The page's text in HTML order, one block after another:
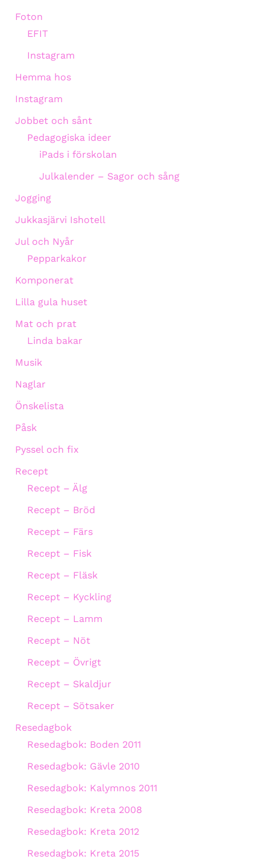
Foton
EFIT
Instagram
Hemma hos
Instagram
Jobbet och sånt
Pedagogiska ideer
iPads i förskolan
Julkalender – Sagor och sång
Jogging
Jukkasjärvi Ishotell
Jul och Nyår
Pepparkakor
Komponerat
Lilla gula huset
Mat och prat
Linda bakar
Musik
Naglar
Önskelista
Påsk
Pyssel och fix
Recept
Recept – Älg
Recept – Bröd
Recept – Färs
Recept – Fisk
Recept – Fläsk
Recept – Kyckling
Recept – Lamm
Recept – Nöt
Recept – Övrigt
Recept – Skaldjur
Recept – Sötsaker
Resedagbok
Resedagbok: Boden 2011
Resedagbok: Gävle 2010
Resedagbok: Kalymnos 2011
Resedagbok: Kreta 2008
Resedagbok: Kreta 2012
Resedagbok: Kreta 2015